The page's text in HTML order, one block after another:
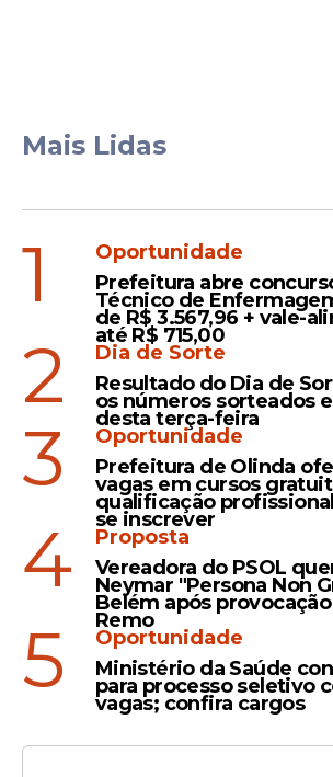
Mais Lidas
1
Oportunidade
Prefeitura abre
Técnico de
de R$ 3.567,96 + vale-
até R$ 715,00
2
Dia de Sorte
Resultado do Dia de
os números sorteados
desta terça-feira
3
Oportunidade
Prefeitura de Olinda
vagas em cursos
qualificação
se inscrever
4
Proposta
Vereadora do PSOL
Neymar "Persona Non
Belém após
Remo
5
Oportunidade
Ministério da Saúde
para processo seletivo
vagas; confira cargos